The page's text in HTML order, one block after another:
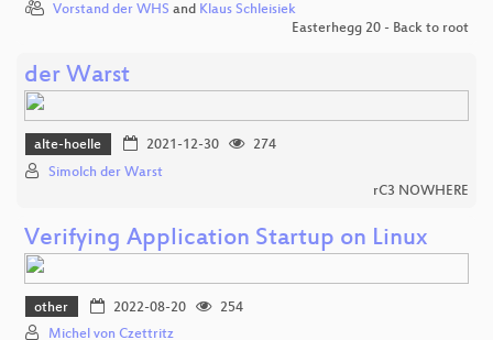
Vorstand der WHS and Klaus Schleisiek
Easterhegg 20 - Back to root
der Warst
alte-hoelle 2021-12-30
274
Simolch der Warst
rC3 NOWHERE
Verifying Application Startup on Linux
other 2022-08-20
254
Michel von Czettritz